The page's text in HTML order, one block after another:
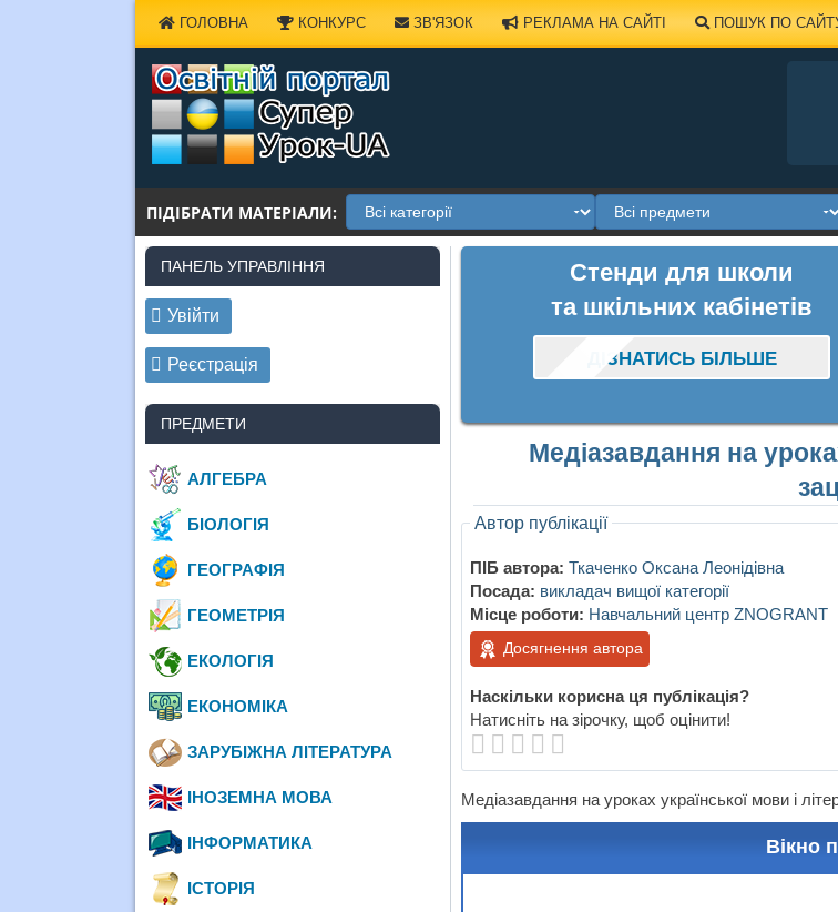
ГОЛОВНА КОНКУРС ЗВ'ЯЗОК РЕКЛАМА НА САЙТІ ПОШУК ПО
ПІДІБРАТИ МАТЕРІАЛИ:
Стенди для школи
та шкільних кабінетів
ДІЗНАТИСЬ БІЛЬШЕ
Медіазавдання на
Автор публікації
ПІБ автора: Ткаченко Оксана Леонідівна
Посада: викладач вищої категорії
Місце роботи: Навчальний центр ZNOGRANT
Досягнення автора
Наскільки корисна ця публікація?
Натисніть на зірочку, щоб оцінити!
Медіазавдання на уроках української мови і
Вікно
ПАНЕЛЬ УПРАВЛІННЯ
Увійти
Реєстрація
ПРЕДМЕТИ
АЛГЕБРА
БІОЛОГІЯ
ГЕОГРАФІЯ
ГЕОМЕТРІЯ
ЕКОЛОГІЯ
ЕКОНОМІКА
ЗАРУБІЖНА ЛІТЕРАТУРА
ІНОЗЕМНА МОВА
ІНФОРМАТИКА
ІСТОРІЯ